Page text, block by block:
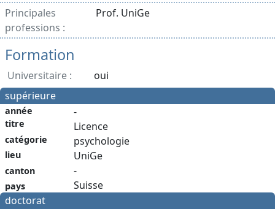
Principales
professions :
Prof. UniGe
Formation
Universitaire :
oui
supérieure
année
titre
catégorie
lieu
canton
pays
-
Licence
psychologie
UniGe
-
Suisse
doctorat